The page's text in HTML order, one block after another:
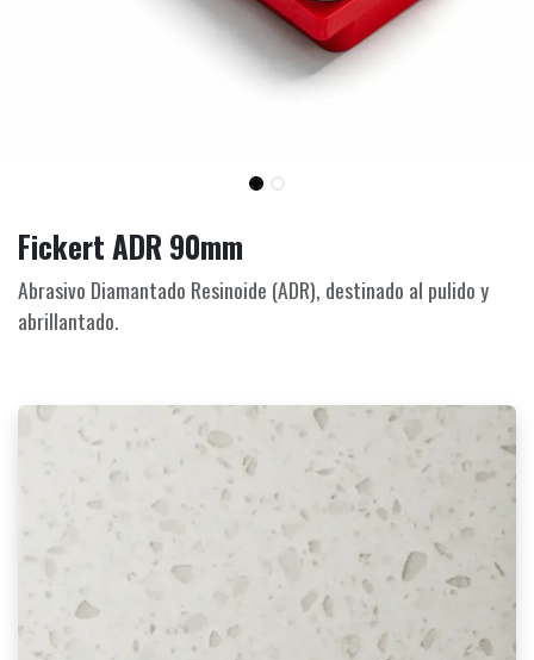
Fickert ADR 90mm
Abrasivo Diamantado Resinoide (ADR), destinado al pulido y
abrillantado.